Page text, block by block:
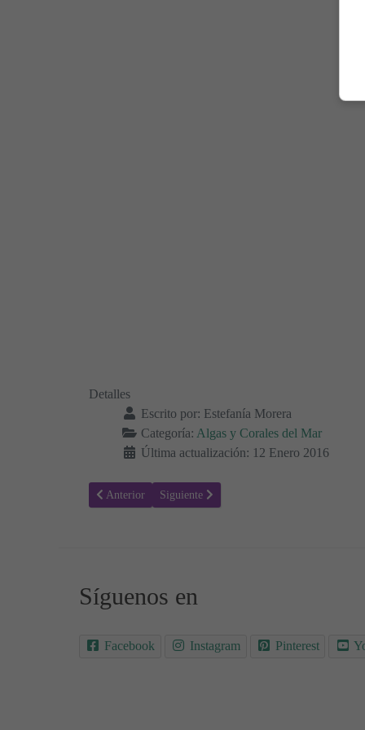
Detalles
Escrito por: Estefanía Morera
Categoría: Algas y Corales del Mar
Última actualización: 12 Enero 2016
Artículo anterior: Colorear Fondos Marinos 05
Anterior Artículo siguiente: Colorear Fondos
Siguiente
Síguenos en
Facebook Instagram Pinterest